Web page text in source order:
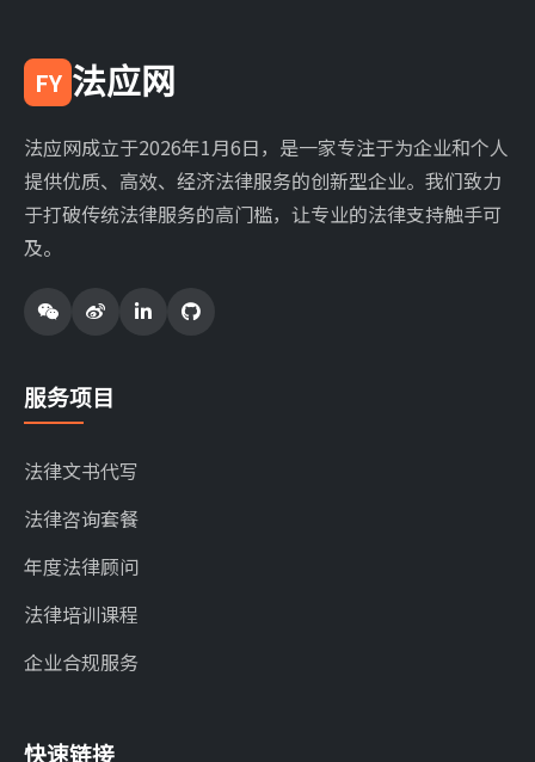
FY 法应网
法应网成立于2026年1月6日，是一家专注于为企业和个人
提供优质、高效、经济法律服务的创新型企业。我们致力
于打破传统法律服务的高门槛，让专业的法律支持触手可
及。
服务项目
法律文书代写
法律咨询套餐
年度法律顾问
法律培训课程
企业合规服务
快速链接